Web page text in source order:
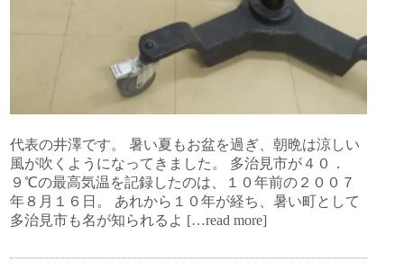
代表の井澤です。 暑い夏もお盆を過ぎ、朝晩は涼しい
風が吹くようになってきました。 多治見市が４０．
９℃の最高気温を記録したのは、１０年前の２００７
年８月１６日。 あれから１０年が経ち、暑い町として
多治見市も名が知られるよ […read more]